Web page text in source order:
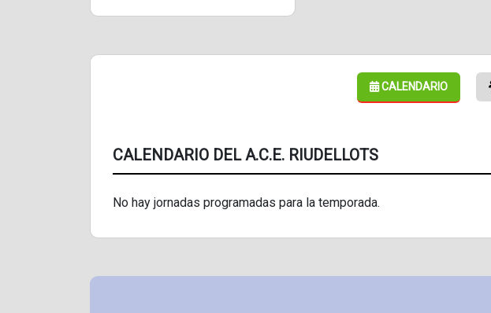
CALENDARIO
CALENDARIO DEL A.C.E. RIUDELLOTS
No hay jornadas programadas para la temporada.